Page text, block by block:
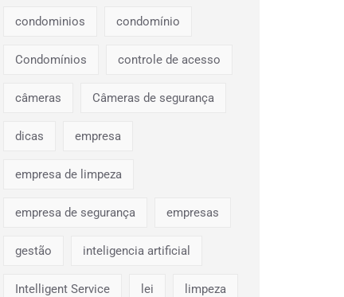
condominios condomínio
Condomínios controle de acesso
câmeras Câmeras de segurança
dicas empresa
empresa de limpeza
empresa de segurança empresas
gestão inteligencia artificial
Intelligent Service lei limpeza